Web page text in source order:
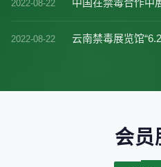
2022-08-22 中国在禁毒合作中
2022-08-22 云南禁毒展览馆
会员